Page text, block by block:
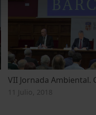
VII Jornada Ambiental.
11 Julio, 2018